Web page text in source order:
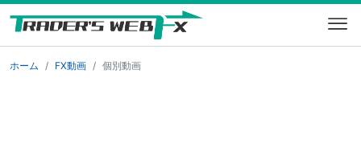
ホーム FX動画 個別動画